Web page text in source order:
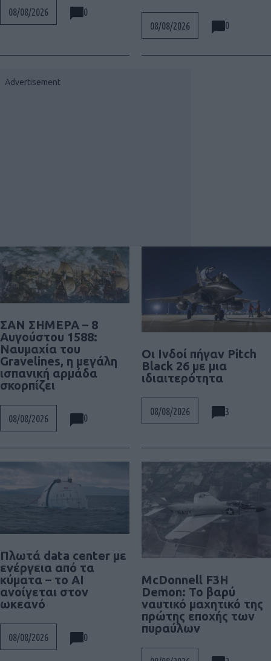
08/08/2026 0
08/08/2026 0
ΣΑΝ ΣΗΜΕΡΑ – 8
Αυγούστου 1588:
Ναυμαχία του
Gravelines, η μεγάλη
ισπανική αρμάδα
σκορπίζει
08/08/2026 0
Οι Ινδοί πήγαν Pitch
Black 26 με μια
ιδιαιτερότητα
08/08/2026 3
Πλωτά data center με
ενέργεια από τα
κύματα – το AI
ανοίγεται στον
ωκεανό
08/08/2026 0
McDonnell F3H
Demon: Το βαρύ
ναυτικό μαχητικό της
πρώτης εποχής των
πυραύλων